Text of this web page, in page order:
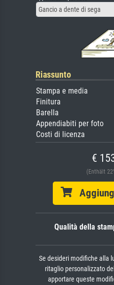
Gancio a dente di sega
Riassunto
Stampa e media
Finitura
Barella
Appendiabiti per foto
Costi di licenza
€
(Enthält
Qualità della
Se desideri modifiche alla
ritaglio personalizzato
apportare queste